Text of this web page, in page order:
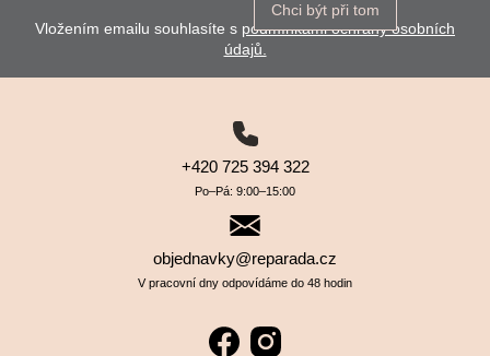
Chci být při tom
Vložením emailu souhlasíte s podmínkami ochrany osobních
údajů.
+420 725 394 322
Po–⁠⁠⁠⁠⁠⁠Pá: 9:00–⁠⁠⁠⁠⁠⁠15:00
objednavky@reparada.cz
V pracovní dny odpovídáme do 48 hodin